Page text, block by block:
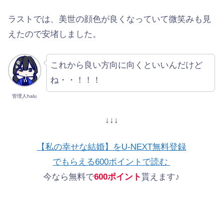
ラストでは、美世の顔色が良くなっていて微笑みも見
えたので安堵しました。
管理人halu
これから良い方向に向くといいんだけど
ね・・！！！
↓↓↓
【私の幸せな結婚】をU-NEXT無料登録
でもらえる600ポイントで読む
今なら無料で600ポイント貰えます♪